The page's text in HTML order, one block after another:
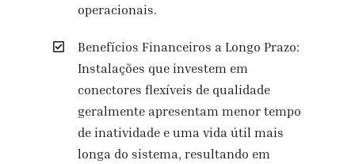
operacionais.
Benefícios Financeiros a Longo Prazo:
Instalações que investem em
conectores flexíveis de qualidade
geralmente apresentam menor tempo
de inatividade e uma vida útil mais
longa do sistema, resultando em